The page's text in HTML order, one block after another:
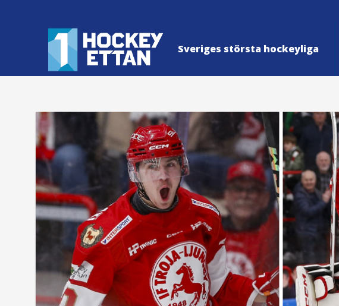
Sveriges största hockeyliga